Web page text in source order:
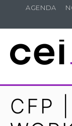
AGENDA
CFP